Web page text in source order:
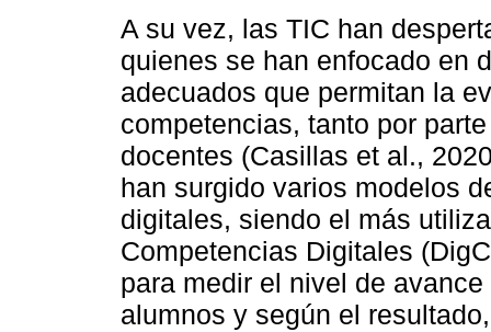
A su vez, las TIC han
quienes se han enfocado en
adecuados que permitan la
competencias, tanto por
docentes (Casillas et al.,
han surgido varios modelos
digitales, siendo el más
Competencias Digitales
para medir el nivel de
alumnos y según el